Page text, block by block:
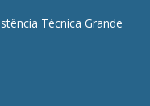
Técnica Grande